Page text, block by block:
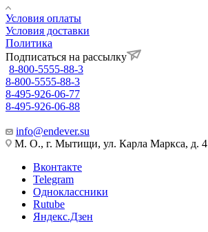
Условия оплаты
Условия доставки
Политика
Подписаться на рассылку
8-800-5555-88-3
8-800-5555-88-3
8-495-926-06-77
8-495-926-06-88
info@endever.su
М. О., г. Мытищи, ул. Карла Маркса, д. 4
Вконтакте
Telegram
Одноклассники
Rutube
Яндекс.Дзен